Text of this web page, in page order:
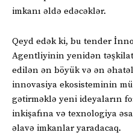
imkanı əldə edəcəklər.
Qeyd edək ki, bu tender
Agentliyinin yenidən
edilən ən böyük və ən
innovasiya ekosisteminin
gətirməklə yeni ideyaların
inkişafına və texnologiya
əlavə imkanlar yaradacaq.